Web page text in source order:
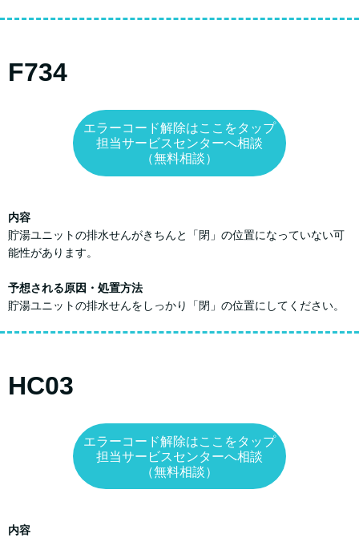
F734
エラーコード解除はここをタップ
担当サービスセンターへ相談
（無料相談）
内容
貯湯ユニットの排水せんがきちんと「閉」の位置になっていない可
能性があります。
予想される原因・処置方法
貯湯ユニットの排水せんをしっかり「閉」の位置にしてください。
HC03
エラーコード解除はここをタップ
担当サービスセンターへ相談
（無料相談）
内容